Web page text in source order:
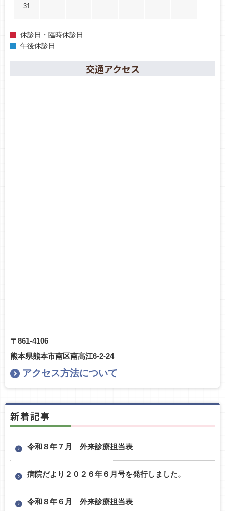
31
休診日・臨時休診日
午後休診日
交通アクセス
〒861-4106
熊本県熊本市南区南高江6-2-24
アクセス方法について
新着記事
令和８年７月 外来診療担当表
病院だより２０２６年６月号を発行しました。
令和８年６月 外来診療担当表